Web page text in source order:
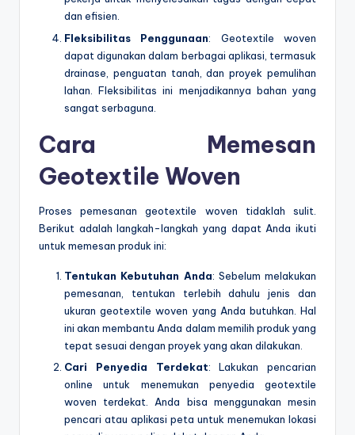
dan efisien.
Fleksibilitas Penggunaan: Geotextile woven
dapat digunakan dalam berbagai aplikasi, termasuk
drainase, penguatan tanah, dan proyek pemulihan
lahan. Fleksibilitas ini menjadikannya bahan yang
sangat serbaguna.
Cara Memesan
Geotextile Woven
Proses pemesanan geotextile woven tidaklah sulit.
Berikut adalah langkah-langkah yang dapat Anda ikuti
untuk memesan produk ini:
Tentukan Kebutuhan Anda: Sebelum melakukan
pemesanan, tentukan terlebih dahulu jenis dan
ukuran geotextile woven yang Anda butuhkan. Hal
ini akan membantu Anda dalam memilih produk yang
tepat sesuai dengan proyek yang akan dilakukan.
Cari Penyedia Terdekat: Lakukan pencarian
online untuk menemukan penyedia geotextile
woven terdekat. Anda bisa menggunakan mesin
pencari atau aplikasi peta untuk menemukan lokasi